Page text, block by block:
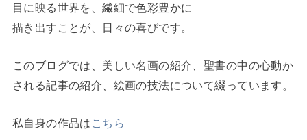
目に映る世界を、繊細で色彩豊かに
描き出すことが、日々の喜びです。
このブログでは、美しい名画の紹介、聖書の中の心動か
される記事の紹介、絵画の技法について綴っています。
私自身の作品は こちら